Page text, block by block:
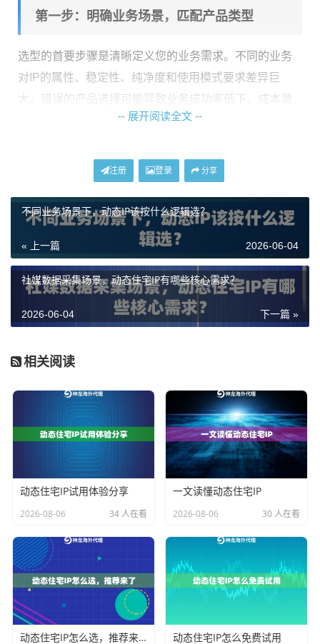
第一步：明确业务场景，匹配产品类型
选型的首要步骤是清晰定义您的业务需求。不同的业务
对IP的属性、稳定性、纯净度和使用模式要求差异巨
大。错误的产品选择可能导致业务成功率低下、成本激
场景一：大规模、持续性、高消耗型业务
这类业务通常具有数据吞吐量大、运行周期长、并发请
求多的特点。例如，长期进行海外市场数据监控、AI训
练数据的大规模采集、或自动化内容生成与分发平台。
对于此类场景，不限量代理IP套餐是更优选择。其核心
价值在于提供了一个专属的、不限制IP使用数量和流量
身，而无需担心因流量耗尽或IP数量限制导致业务中
99.9%的正常运行率，是保障此类业务高速稳定运行的基
场景二：企业级多账号管理与全球化运营
对于大型跨境电商团队、跨国广告投放公司或金融科技
企业，业务往往需要覆盖全球多个国家和地区，同时管
理成百上千个账号。对IP的覆盖广度、纯净度（去重能
力）以及区域定位精度要求极高。
企业级动态住宅IP
是为此设计。其覆盖全球200+国家/地区，每日实时去重
超330万IP，确保了资源的广泛性与纯净性，能有效支撑
高并发访问和多账号长期稳定运营，满足企业全球化布
局中对资源一致性和可用性的严苛要求。
-- 展开阅读全文 --
注册 登录 分享
不同业务场景下，动态IP该按什么逻辑选？
« 上一篇 2026-06-04
社媒数据采集场景，动态住宅IP有哪些核心需求？
下一篇 »
2026-06-04
相关阅读
动态住宅IP试用体验分享
2026-08-06 34 人在看
一文读懂动态住宅IP
2026-08-06 30 人在看
动态住宅IP怎么选，推荐来了 动态住宅IP怎么免费试用